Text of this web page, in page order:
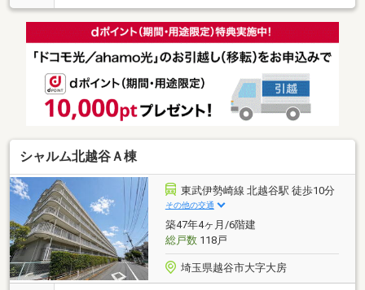
た住み替えを目的とした買取も受付中です！！査定無
料秘密厳守です。☆最新の相続情報が学べるセミナー
を随時実施しています。相続に関しては、毎月開催の
無料セミナーや相談サービスを提供し、専門家による
数NO1！！弊社は昨年全店舗で4位の実績があります。
ネットワークを活かし、お客様に安心と信頼のサービ
スを提供し、楽しい物件探しをサポートさせていただ
シャルム北越谷Ａ棟
東武伊勢崎線 北越谷駅 徒歩10分
その他の交通
築47年4ヶ月/6階建
総戸数118戸
埼玉県越谷市大字大房